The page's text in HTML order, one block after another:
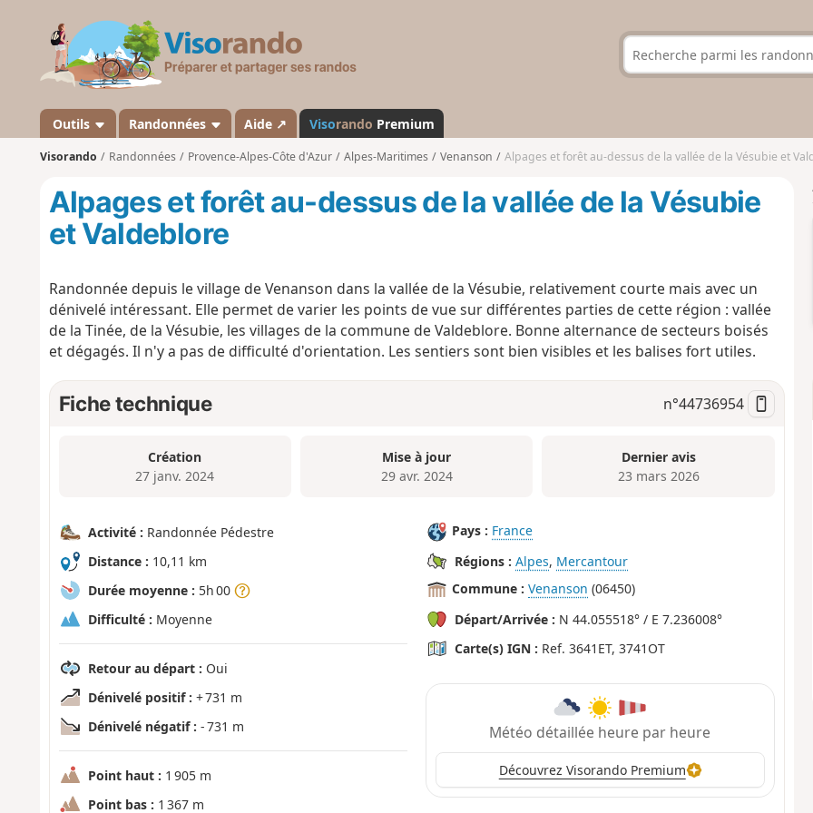
s
a
n
d
Outils Randonnées Aide ↗ Visorando Premium
Visorando Randonnées Provence-Alpes-Côte d'Azur Alpes-Maritimes Venanson Alpages et forêt au-dessus de la vallée de la Vésubie et
Alpages et forêt au-dessus de la vallée de la Vésubie
et Valdeblore
Randonnée depuis le village de Venanson dans la vallée de la Vésubie, relativement courte mais avec un
dénivelé intéressant. Elle permet de varier les points de vue sur différentes parties de cette région : vallée
de la Tinée, de la Vésubie, les villages de la commune de Valdeblore. Bonne alternance de secteurs boisés
et dégagés. Il n'y a pas de difficulté d'orientation. Les sentiers sont bien visibles et les balises fort utiles.
Fiche technique n°44736954
Création
27 janv. 2024
Mise à jour
29 avr. 2024
Dernier avis
23 mars 2026
Activité : Randonnée Pédestre
Distance : 10,11 km
Durée moyenne : 5h 00
Difficulté : Moyenne
Retour au départ : Oui
Dénivelé positif : + 731 m
Dénivelé négatif : - 731 m
Point haut : 1 905 m
Point bas : 1 367 m
Pays : France
Régions : Alpes, Mercantour
Commune : Venanson (06450)
Départ/Arrivée : N 44.055518° / E 7.236008°
Carte(s) IGN : Ref. 3641ET, 3741OT
Météo détaillée heure par heure
Découvrez Visorando Premium